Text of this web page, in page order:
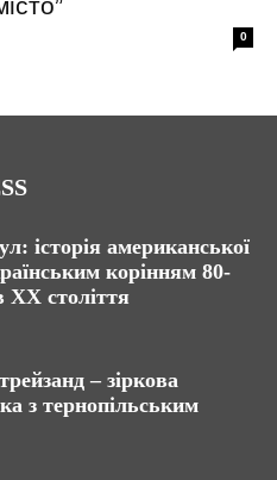
0
історія американської
корінням 80-
ХХ століття
– зіркова
з тернопільським